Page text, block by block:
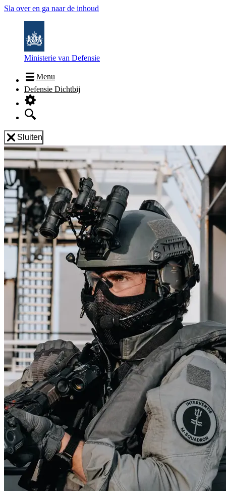
Sla over en ga naar de inhoud
Ministerie van Defensie
Menu
Defensie Dichtbij
Sluiten